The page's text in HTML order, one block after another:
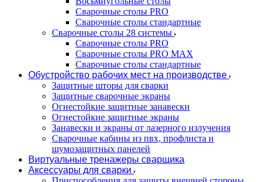
Сварочные столы PRO
Сварочные столы стандартные
Сварочные столы 28 системы
Сварочные столы PRO
Сварочные столы PRO MAX
Сварочные столы стандартные
Обустройство рабочих мест на производстве
Защитные шторы для сварки
Защитные сварочные экраны
Огнестойкие защитные занавески
Огнестойкие защитные экраны
Занавески и экраны от лазерного излучения
Сварочные кабины из пвх, профлиста и
шумозащитных панелей
Виртуальные тренажеры сварщика
Аксессуары для сварки